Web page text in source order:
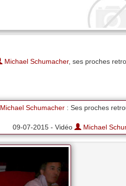
Michael Schumacher, ses proches
Michael Schumacher: Ses proches
09-07-2015 - Vidéo Michael